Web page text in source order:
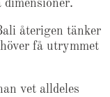
återigen tänker
få utrymmet
vet alldeles